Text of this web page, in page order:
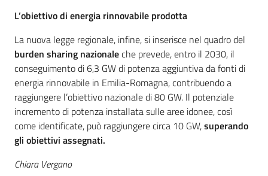
L’obiettivo di energia rinnovabile prodotta
La nuova legge regionale, infine, si inserisce nel quadro del
burden sharing nazionaleche prevede, entro il 2030, il
conseguimento di 6,3 GW di potenza aggiuntiva da fonti di
energia rinnovabile in Emilia-Romagna, contribuendo a
raggiungere l’obiettivo nazionale di 80 GW. Il potenziale
incremento di potenza installata sulle aree idonee, così
come identificate, può raggiungere circa 10 GW,superando
gli obiettivi assegnati.
Chiara Vergano